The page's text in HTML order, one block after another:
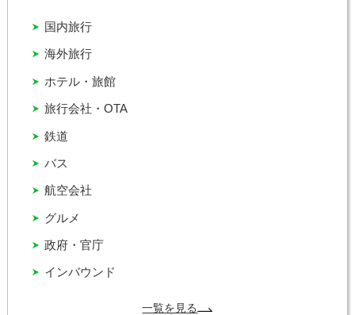
インバウンド
グルメ
バス
ホテル・旅館
国内旅行
政府・官庁
旅行会社・OTA
海外旅行
航空会社
鉄道
一覧を見る